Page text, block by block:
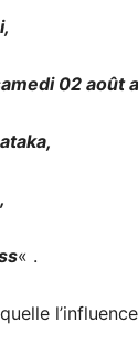
02 août
« .